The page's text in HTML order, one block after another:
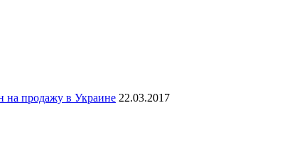
на продажу в Украине 22.03.2017